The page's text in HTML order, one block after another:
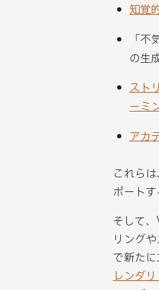
知覚
「
の生
スト
ーミ
アカ
これら
ポート
そして
リング
で新たに
レンダ